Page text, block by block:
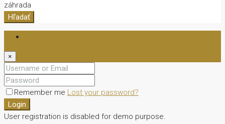
záhrada
Hľadať
×
Remember me Lost your password?
Login
User registration is disabled for demo purpose.